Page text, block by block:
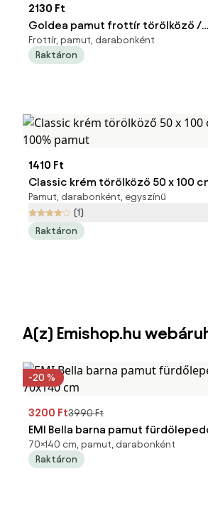
2130 Ft
Goldea pamut frottír törölköző /
fürdőlepedő micro pure - pasztell
rózsaszín 30 x 50 cm
Frottír, pamut, darabonként
Raktáron
1410 Ft
Classic krém törölköző 50 x 100
100% pamut
Pamut, darabonként, egyszínű
(1)
Raktáron
A(z) Emishop.hu
-20 %
3200 Ft3990 Ft
EMI Bella barna pamut
70x140 cm
70×140 cm, pamut, darabonként
Raktáron